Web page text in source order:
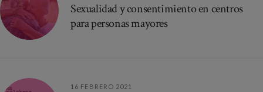
Sexualidad y consentimiento en centros
para personas mayores
16 FEBRERO 2021